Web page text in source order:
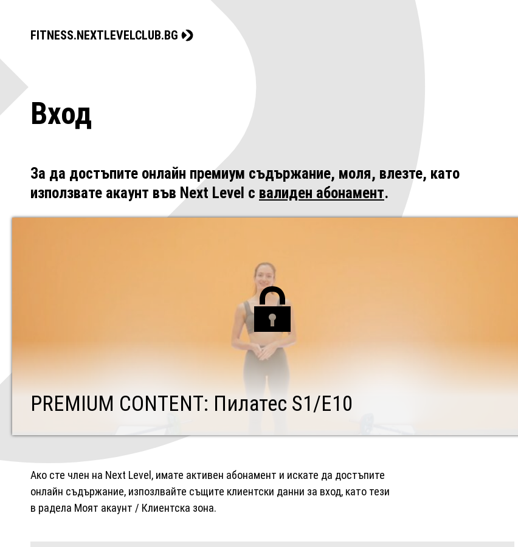
FITNESS.NEXTLEVELCLUB.BG
Вход
За да достъпите онлайн премиум съдържание, моля, влезте, като
използвате акаунт във Next Level с валиден абонамент.
PREMIUM CONTENT: Пилатес S1/Е10
Ако сте член на Next Level, имате активен абонамент и искате да достъпите
онлайн съдържание, изпозлвайте същите клиентски данни за вход, като тези
в радела Моят акаунт / Клиентска зона.